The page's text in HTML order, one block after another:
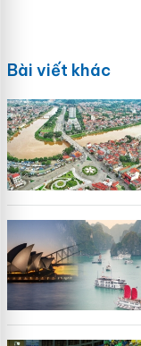
Bài viết khác